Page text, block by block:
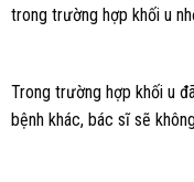
trong trường hợp khối u
Trong trường hợp khối u
bệnh khác, bác sĩ sẽ